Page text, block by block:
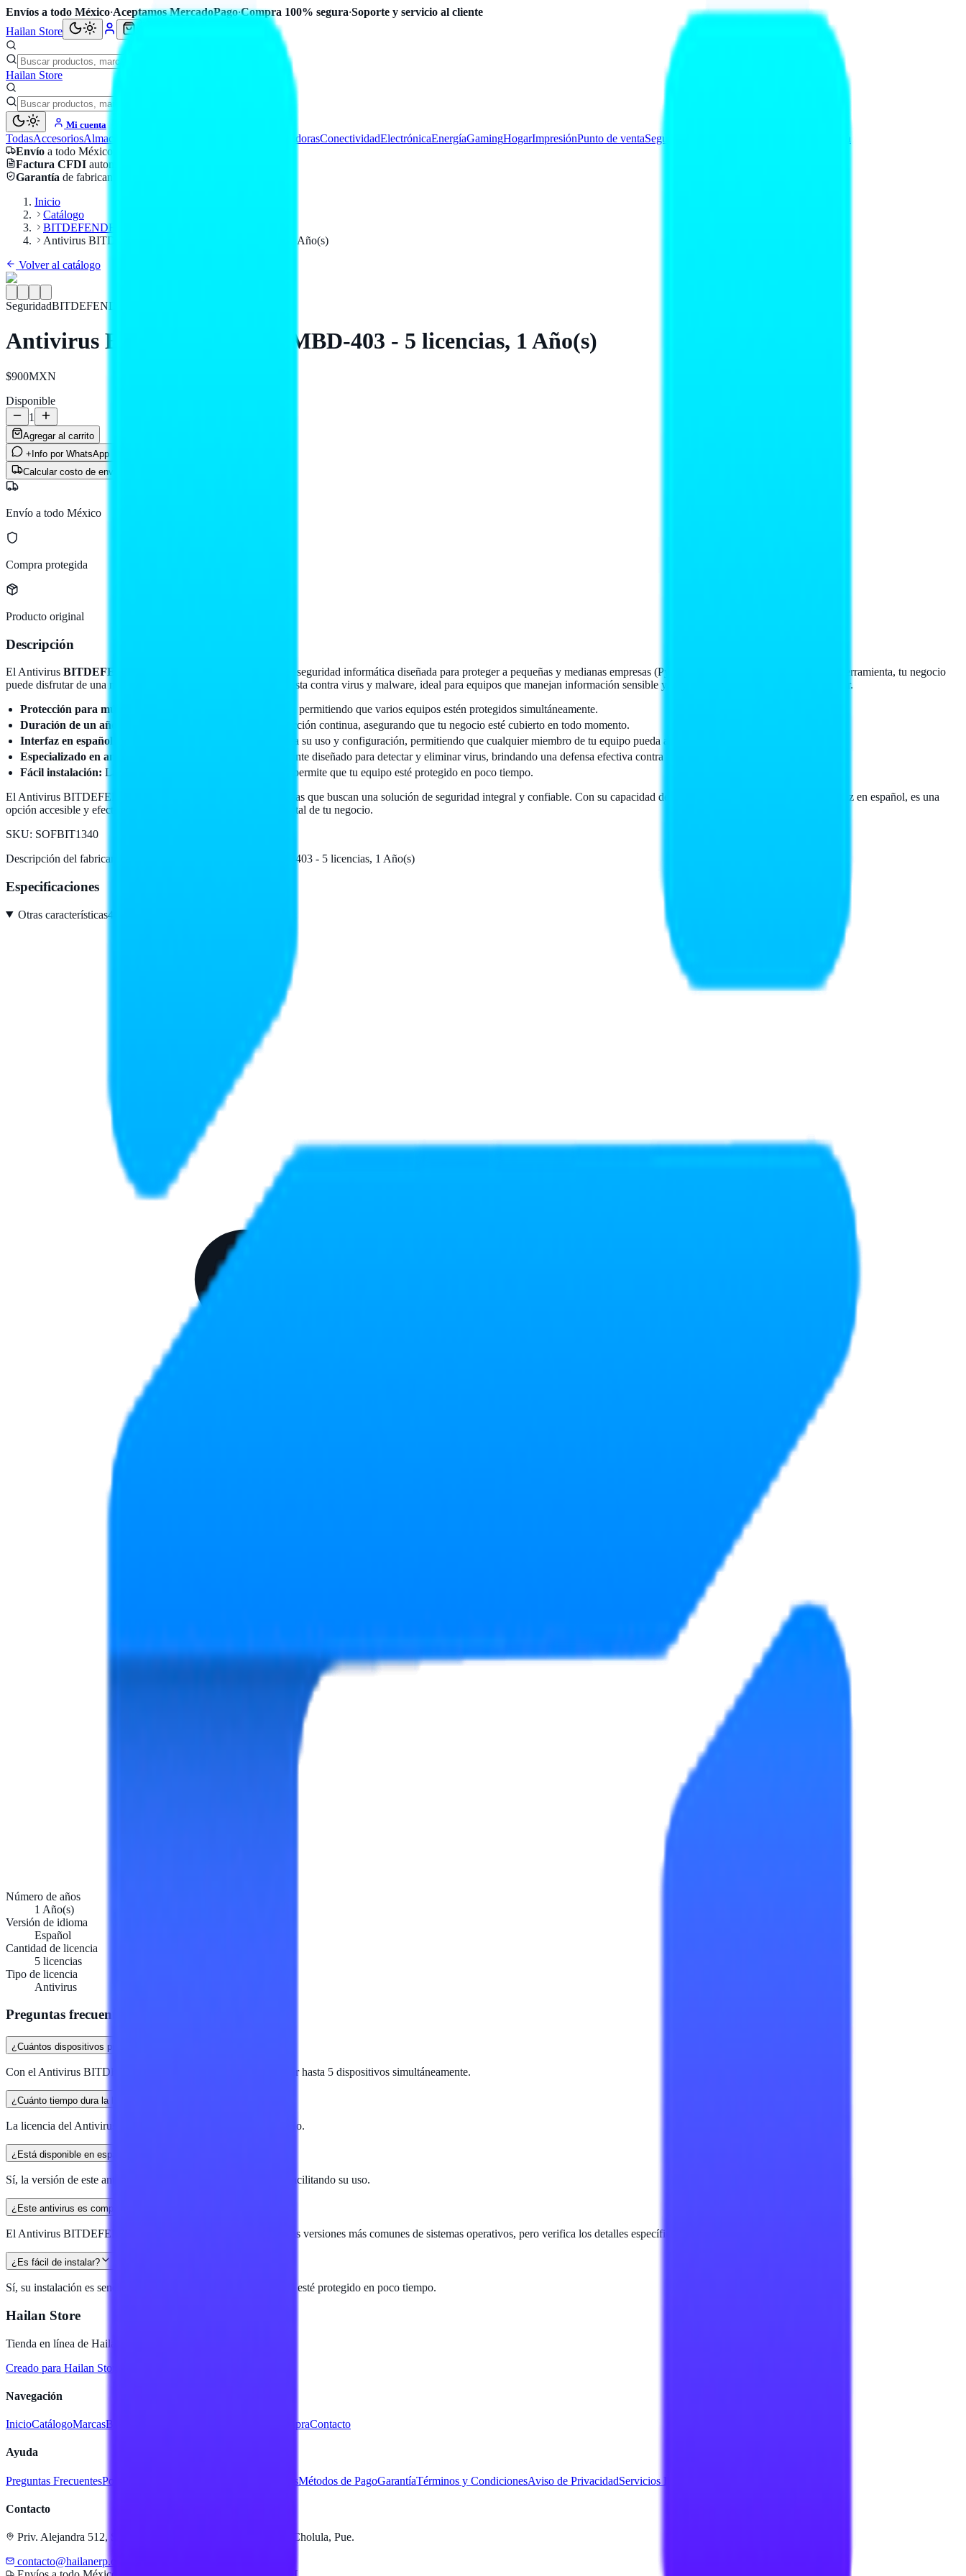
Envíos a todo México·Aceptamos MercadoPago·Compra 100% segura·Soporte y servicio al cliente
Hailan Store
Hailan Store
Mi cuenta
TodasAccesoriosAlmacenamiento ComputadorasConectividadElectrónicaEnergíaGamingHogarImpresiónPunto de ventaSeguridad y Redes
Videovigilancia
Envío a todo México
Factura CFDI automática
Garantía de fabricante
Inicio
Catálogo
BITDEFENDER
Antivirus BITDEFENDER TMBD-403 - 5 licencias, 1 Año(s)
Volver al catálogo
SeguridadBITDEFENDER
Antivirus BITDEFENDER TMBD-403 - 5 licencias, 1 Año(s)
$900MXN
Disponible
1
Agregar al carrito
+Info por WhatsApp
Calcular costo de envío
Envío a todo México
Compra protegida
Producto original
Descripción
El Antivirus BITDEFENDER TMBD-403
es una solución de seguridad informática diseñada para proteger a pequeñas y medianas empresas (PyME) de amenazas digitales. Con esta herramienta, tu negocio
puede disfrutar de una navegación segura y una protección robusta contra virus y malware, ideal para equipos que manejan información sensible y requieren un entorno seguro para operar.
Protección para múltiples dispositivos:
Incluye 5 licencias, permitiendo que varios equipos estén protegidos simultáneamente.
Duración de un año:
Disfruta de un año completo de protección continua, asegurando que tu negocio esté cubierto en todo momento.
Interfaz en español:
La versión de idioma en español facilita su uso y configuración, permitiendo que cualquier miembro de tu equipo pueda administrarlo sin complicaciones.
Especializado en antivirus:
Este software está específicamente diseñado para detectar y eliminar virus, brindando una defensa efectiva contra amenazas cibernéticas.
Fácil instalación: La instalación es sencilla y rápida, lo que permite que tu equipo esté protegido en poco tiempo.
El Antivirus BITDEFENDER TMBD-403 es ideal para empresas que buscan una solución de seguridad integral y confiable. Con su capacidad de proteger varios dispositivos y su interfaz en español, es una
opción accesible y efectiva para mantener seguro el entorno digital de tu negocio.
SKU: SOFBIT1340
Descripción del fabricante:
Antivirus BITDEFENDER TMBD-403 - 5 licencias, 1 Año(s)
Especificaciones
Otras características4
Número de años
1 Año(s)
Versión de idioma
Español
Cantidad de licencia
5 licencias
Tipo de licencia
Antivirus
Preguntas frecuentes
¿Cuántos dispositivos puedo proteger con este antivirus?
Con el Antivirus BITDEFENDER TMBD-403, puedes proteger hasta 5 dispositivos simultáneamente.
¿Cuánto tiempo dura la licencia?
La licencia del Antivirus TMBD-403 tiene una duración de 1 año.
¿Está disponible en español?
Sí, la versión de este antivirus está completamente en español, facilitando su uso.
¿Este antivirus es compatible con mi sistema operativo?
El Antivirus BITDEFENDER TMBD-403 es compatible con las versiones más comunes de sistemas operativos, pero verifica los detalles específicos en la documentación del producto.
¿Es fácil de instalar?
Sí, su instalación es sencilla y rápida, permitiendo que tu equipo esté protegido en poco tiempo.
Hailan Store
Tienda en línea de Hailan
Creado para Hailan Store
Navegación
InicioCatálogoMarcasBlog Facturar compraContacto
Ayuda
Preguntas FrecuentesPolítica de Envíos Devoluciones y CambiosMétodos de PagoGarantíaTérminos y CondicionesAviso de PrivacidadServicios Hailan ERP
Contacto
Priv. Alejandra 512, Santiago Momoxpan, 72775 San Pedro Cholula, Pue.
contacto@hailanerp.cloud